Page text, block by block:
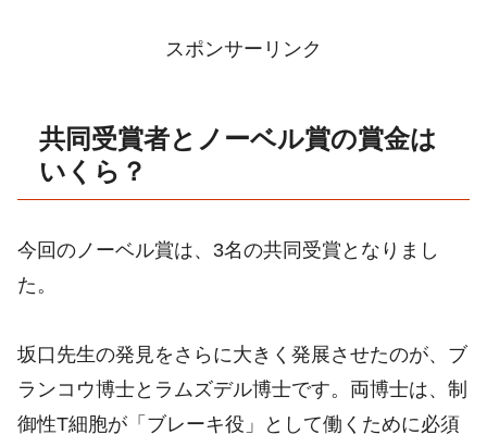
スポンサーリンク
共同受賞者とノーベル賞の賞金は
いくら？
今回のノーベル賞は、3名の共同受賞となりまし
た。
坂口先生の発見をさらに大きく発展させたのが、ブ
ランコウ博士とラムズデル博士です。両博士は、制
御性T細胞が「ブレーキ役」として働くために必須